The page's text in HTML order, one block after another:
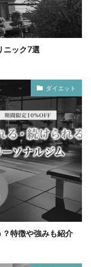
ニック7選
ダイエット
特徴や強みも紹介